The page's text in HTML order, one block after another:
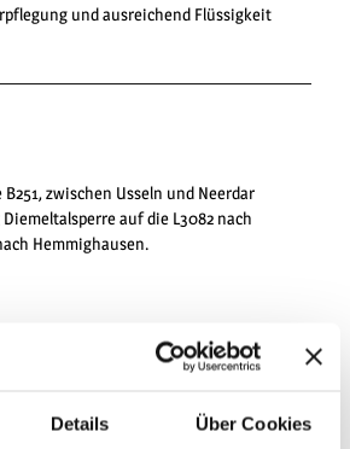
Details Über Cookies
und ausreichend Flüssigkeit
zwischen Usseln und Neerdar
auf die L3082 nach
Hemmighausen.
am Dorfgemeinschaftshaus
2, 34508 Willingen